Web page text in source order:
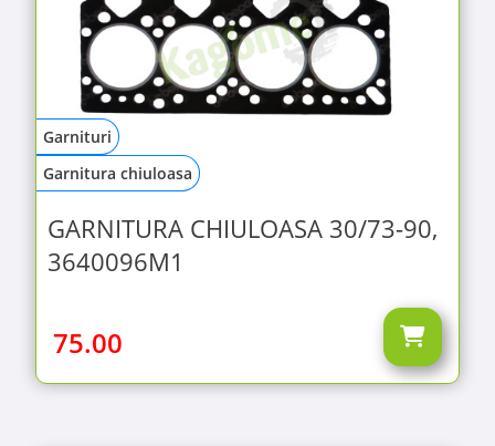
Garnituri
Garnitura chiuloasa
GARNITURA CHIULOASA 30/73-90,
3640096M1
75.00